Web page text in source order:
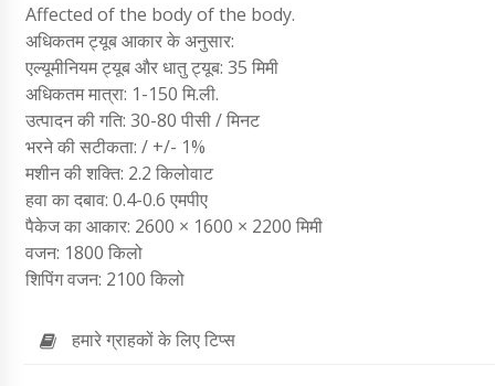
Affected of the body of the body.
अधिकतम ट्यूब आकार के अनुसार:
एल्यूमीनियम ट्यूब और धातु ट्यूब: 35 मिमी
अधिकतम मात्रा: 1-150 मि.ली.
उत्पादन की गति: 30-80 पीसी / मिनट
भरने की सटीकता: / +/- 1%
मशीन की शक्ति: 2.2 किलोवाट
हवा का दबाव: 0.4-0.6 एमपीए
पैकेज का आकार: 2600 × 1600 × 2200 मिमी
वजन: 1800 किलो
शिपिंग वजन: 2100 किलो
हमारे ग्राहकों के लिए टिप्स